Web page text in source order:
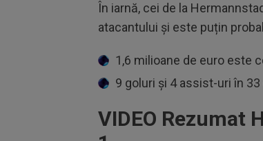
În iarnă, cei de la
atacantului și este puțin
1,6 milioane de euro este
9 goluri și 4 assist-uri în
VIDEO Rezumat